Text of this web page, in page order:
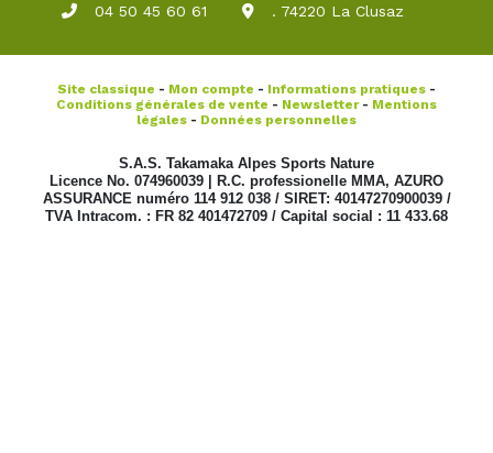
04 50 45 60 61 . 74220 La Clusaz
Site classique - Mon compte - Informations pratiques -
Conditions générales de vente - Newsletter- Mentions
légales - Données personnelles
S.A.S. Takamaka Alpes Sports Nature
Licence No. 074960039 | R.C. professionelle MMA, AZURO
ASSURANCE numéro 114 912 038 / SIRET: 40147270900039 /
TVA Intracom. : FR 82 401472709 / Capital social : 11 433.68